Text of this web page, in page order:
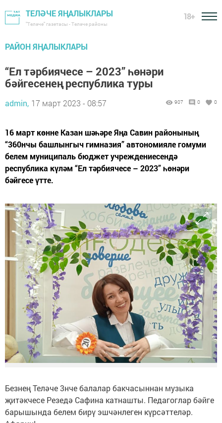
ТЕЛӘЧЕ ЯҢАЛЫКЛАРЫ
"Теләче" газетасы - Теләче районы
18+
РАЙОН ЯҢАЛЫКЛАРЫ
“Ел тәрбиячесе – 2023” һөнәри
бәйгесенең республика туры
admin, 17 март 2023 - 08:57 907 0 0
16 март көнне Казан шәһәре Яңа Савин районының
“360нчы башлынгыч гимназия” автономияле гомуми
белем муниципаль бюджет учреждениесендә
республика күләм “Ел тәрбиячесе – 2023” һөнәри
бәйгесе үтте.
Безнең Теләче 3нче балалар бакчасыннан музыка
җитәкчесе Резедә Сафина катнашты. Педагоглар бәйге
барышында белем бирү эшчәнлеген күрсәттеләр.